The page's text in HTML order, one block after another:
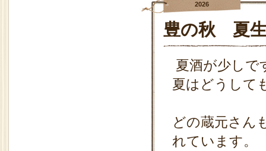
2026
豊の秋 夏
夏酒が少しで
夏はどうして
どの蔵元さん
れています。